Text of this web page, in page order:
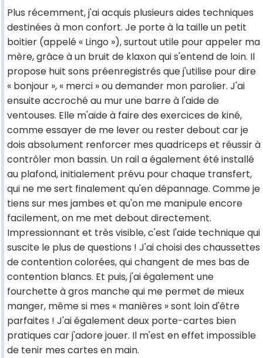
Plus récemment, j'ai acquis plusieurs aides techniques
destinées à mon confort. Je porte à la taille un petit
boitier (appelé « Lingo »), surtout utile pour appeler ma
mère, grâce à un bruit de klaxon qui s'entend de loin. Il
propose huit sons préenregistrés que j'utilise pour dire
« bonjour », « merci » ou demander mon parolier. J'ai
ensuite accroché au mur une barre à l'aide de
ventouses. Elle m'aide à faire des exercices de kiné,
comme essayer de me lever ou rester debout car je
dois absolument renforcer mes quadriceps et réussir à
contrôler mon bassin. Un rail a également été installé
au plafond, initialement prévu pour chaque transfert,
qui ne me sert finalement qu'en dépannage. Comme je
tiens sur mes jambes et qu'on me manipule encore
facilement, on me met debout directement.
Impressionnant et très visible, c'est l'aide technique qui
suscite le plus de questions ! J'ai choisi des chaussettes
de contention colorées, qui changent de mes bas de
contention blancs. Et puis, j'ai également une
fourchette à gros manche qui me permet de mieux
manger, même si mes « manières » sont loin d'être
parfaites ! J'ai également deux porte-cartes bien
pratiques car j'adore jouer. Il m'est en effet impossible
de tenir mes cartes en main.